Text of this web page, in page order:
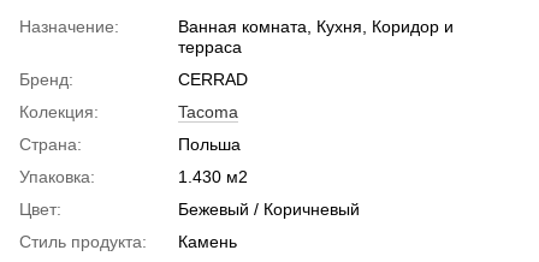
Назначение:
Ванная комната, Кухня, Коридор и
терраса
Бренд:
CERRAD
Колекция:
Tacoma
Страна:
Польша
Упаковка:
1.430 м2
Цвет:
Бежевый / Коричневый
Стиль продукта:
Камень